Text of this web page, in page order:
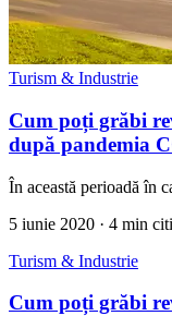
Turism & Industrie
Cum poți grăbi
după pandemia
În această perioadă în
5 iunie 2020 · 4 min
Turism & Industrie
Cum poți grăbi